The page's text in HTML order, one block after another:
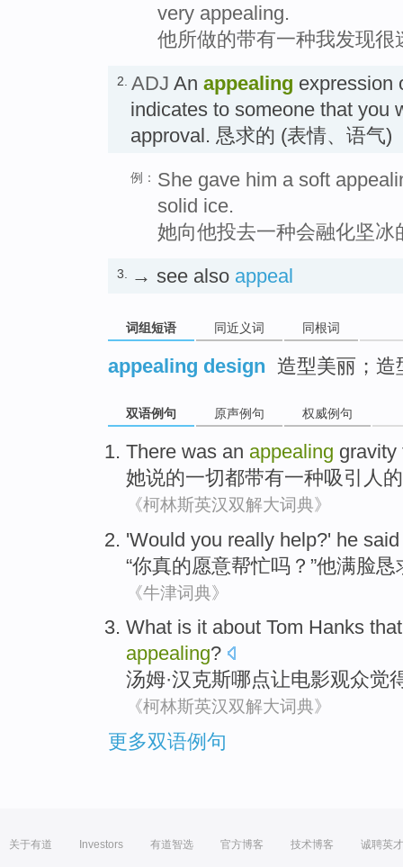
very appealing.
他所做的带有一种我发现很
2. ADJ An appealing expression
indicates to someone that you
approval. 恳求的 (表情、语气)
例： She gave him a soft
solid ice.
她向他投去一种会融化坚冰
3. → see also appeal
词组短语 同近义词 同根词
appealing design 造型美丽；造
双语例句 原声例句 权威例句
There was an appealing gravity
她说的一切都带有一种吸引 人的
《柯林斯英汉双解大词典》
'Would you really help?' he said
“你真的愿意帮忙吗？”他满脸恳
《牛津词典》
What is it about Tom Hanks
appealing?
汤姆·汉克斯哪点让电影观众觉
《柯林斯英汉双解大词典》
更多双语例句
关于有道 Investors 有道智选 官方博客 技术博客 诚聘英才